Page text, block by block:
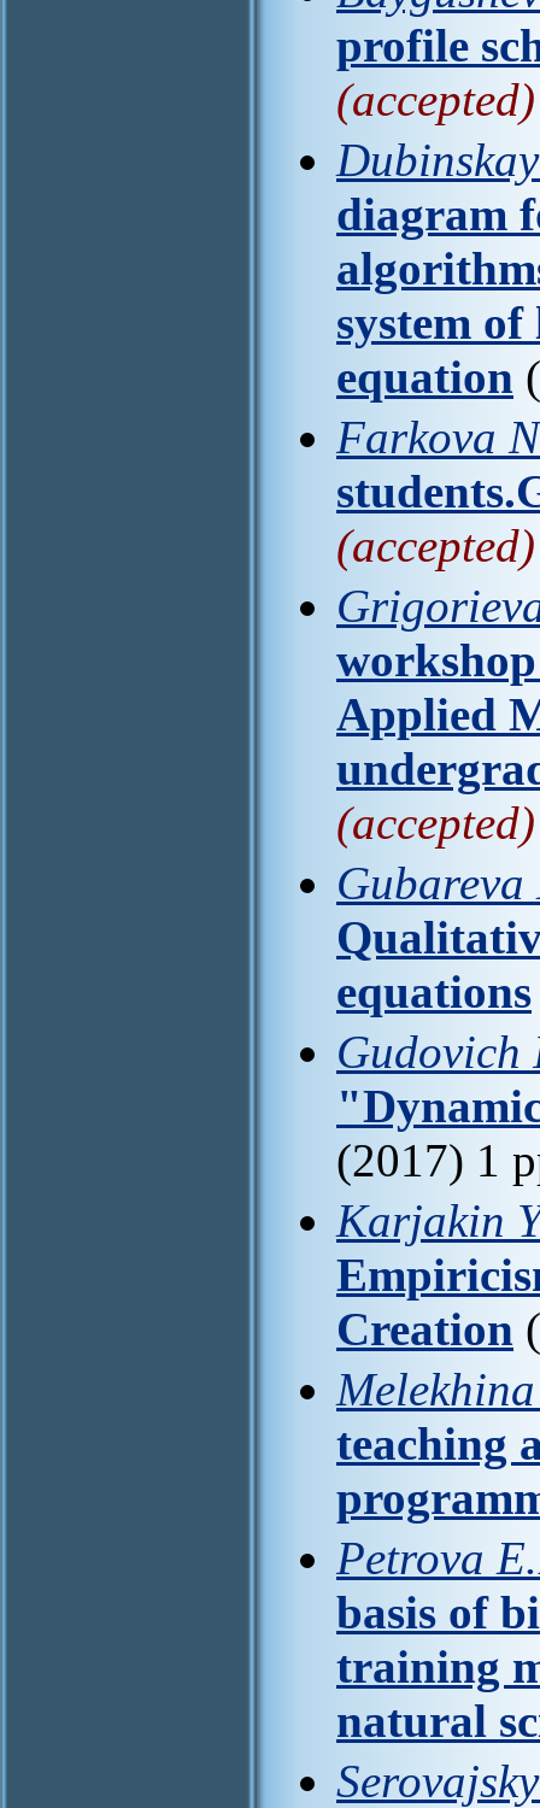
profile
(accepted)
diagram
system
equation
Farkova
(accepted)
Applied
(accepted)
Gubareva
equations
Gudovich
(2017) 1
Karjakin
Creation
teaching
Petrova
basis of
training
natural